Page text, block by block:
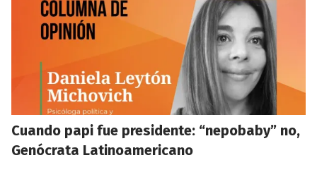
Cuando papi fue presidente: “nepobaby” no,
Genócrata Latinoamericano